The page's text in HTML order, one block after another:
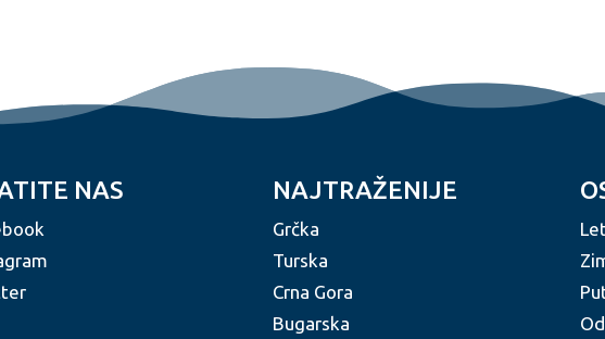
NAS NAJTRAŽENIJE
Grčka
Turska
Crna Gora
Bugarska